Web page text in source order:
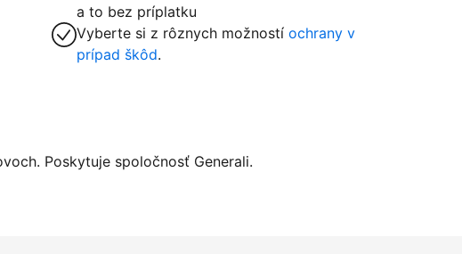
a to bez príplatku
Vyberte si z rôznych možnostíochrany v
prípad škôd.
Poskytuje spoločnosť Generali.